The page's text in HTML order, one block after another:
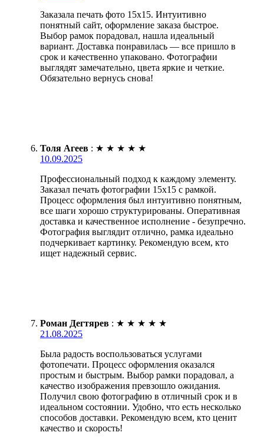
Заказала печать фото 15х15. Интуитивно
понятный сайт, оформление заказа быстрое.
Выбор рамок порадовал, нашла идеальный
вариант. Доставка понравилась — все пришло в
срок и качественно упаковано. Фотографии
выглядят замечательно, цвета яркие и четкие.
Обязательно вернусь снова!
Толя Агеев : ★ ★ ★ ★ ★
10.09.2025
Профессиональный подход к каждому элементу.
Заказал печать фотографии 15х15 с рамкой.
Процесс оформления был интуитивно понятным,
все шаги хорошо структурированы. Оперативная
доставка и качественное исполнение - безупречно.
Фотография выглядит отлично, рамка идеально
подчеркивает картинку. Рекомендую всем, кто
ищет надежный сервис.
Роман Дегтярев : ★ ★ ★ ★ ★
21.08.2025
Была радость воспользоваться услугами
фотопечати. Процесс оформления оказался
простым и быстрым. Выбор рамки порадовал, а
качество изображения превзошло ожидания.
Получил свою фотографию в отличный срок и в
идеальном состоянии. Удобно, что есть несколько
способов доставки. Рекомендую всем, кто ценит
качество и скорость!